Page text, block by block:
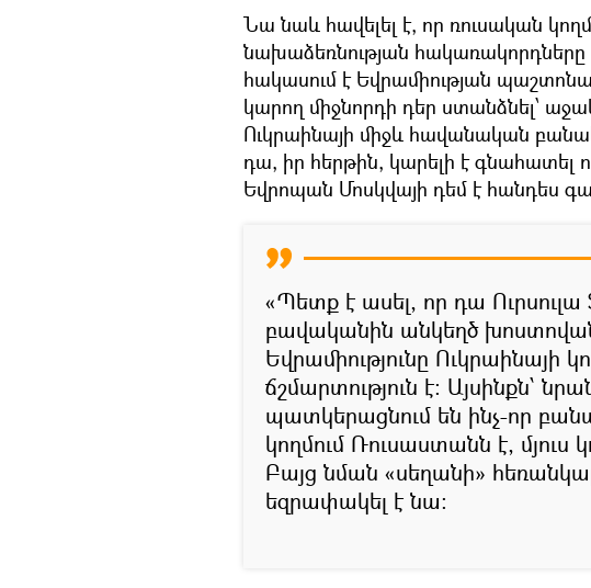
Նա նաև հավելել է, որ ռուսական
նախաձեռնության
հակասում է Եվրամիության
կարող միջնորդի դեր ստանձնել՝
Ուկրաինայի միջև հավանական
դա, իր հերթին, կարելի է գնահատել
Եվրոպան Մոսկվայի դեմ է հանդես
«Պետք է ասել, որ դա Ուրսուլա
բավականին անկեղծ
Եվրամիությունը Ուկրաինայի
ճշմարտություն է։ Այսինքն՝
պատկերացնում են ինչ-որ
կողմում Ռուսաստանն է, մյուս
Բայց նման «սեղանի»
եզրափակել է նա։